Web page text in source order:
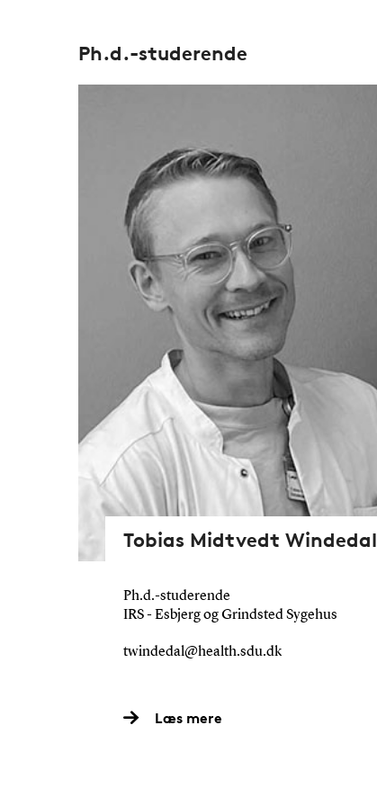
Ph.d.-studerende
Tobias Midtvedt Windedal
Ph.d.-studerende
IRS - Esbjerg og Grindsted Sygehus
twindedal@health.sdu.dk
Læs mere